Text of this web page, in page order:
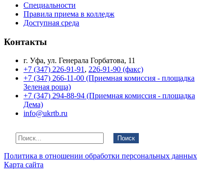
Специальности
Правила приема в колледж
Доступная среда
Контакты
г. Уфа, ул. Генерала Горбатова, 11
+7 (347) 226-91-91 , 226-91-90 (факс)
+7 (347) 266-11-00 (Приемная комиссия - площадка
Зеленая роща)
+7 (347) 294-88-94 (Приемная комиссия - площадка
Дема)
info@ukrtb.ru
Поиск
Политика в отношении обработки персональных данных
Карта сайта